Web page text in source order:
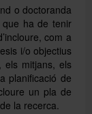
o doctoranda
que ha de tenir
com a
i/o objectius
els mitjans, els
planificació de
un pla de
la recerca.